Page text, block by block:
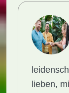
lieben,